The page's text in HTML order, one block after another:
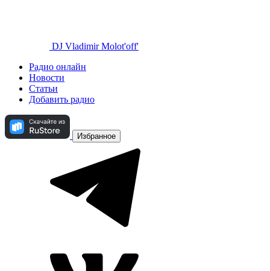
DJ Vladimir Molot'off'
Радио онлайн
Новости
Статьи
Добавить радио
Избранное